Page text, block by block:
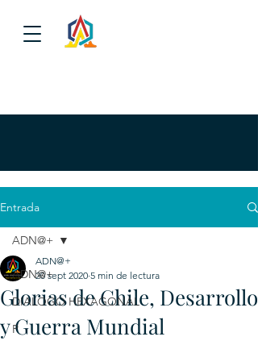
Entrada
ADN@+
DIALOGO HEXAGONAL
P
ADN@+
Glorias de Chile, Desarrollo
y Guerra Mundial
ADN@+
20 sept 2020 5 min de lectura